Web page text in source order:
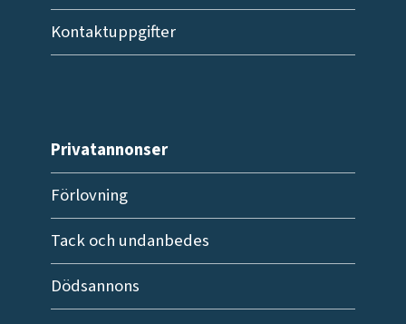
Kontaktuppgifter
Privatannonser
Förlovning
Tack och undanbedes
Dödsannons